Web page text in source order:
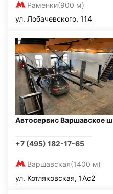
Раменки(900 м)
ул. Лобачевского, 114
Автосервис Варшавское ш
+7 (495) 182-17-65
Варшавская(1400 м)
ул. Котляковская, 1Ас2